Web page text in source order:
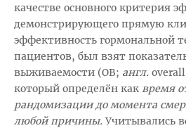
качестве основного критерия
демонстрирующего прямую
эффективность гормональной
пациентов, был взят
выживаемости (ОВ; англ.
который определён как время
рандомизации до момента
любой причины. Учитывались